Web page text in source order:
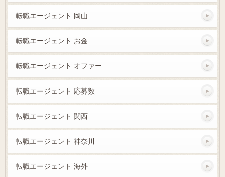
転職エージェント 岡山
転職エージェント お金
転職エージェント オファー
転職エージェント 応募数
転職エージェント 関西
転職エージェント 神奈川
転職エージェント 海外